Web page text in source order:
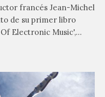
francés Jean-Michel
de su primer libro
Electronic Music',